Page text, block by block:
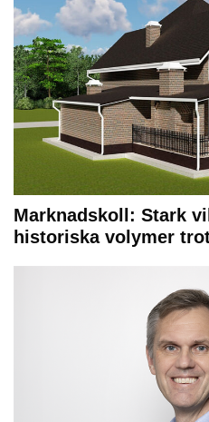
Marknadskoll: Stark
historiska volymer